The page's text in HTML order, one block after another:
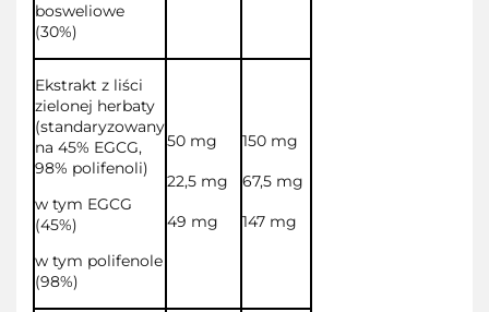
bosweliowe
(30%)
Ekstrakt z liści
zielonej herbaty
(standaryzowany
na 45% EGCG,
98% polifenoli)
w tym EGCG
(45%)
w tym polifenole
(98%)
50 mg
22,5 mg
49 mg
150 mg
67,5 mg
147 mg